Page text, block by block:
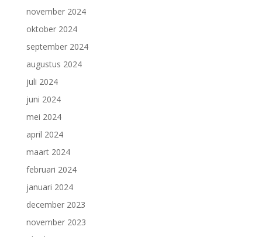
november 2024
oktober 2024
september 2024
augustus 2024
juli 2024
juni 2024
mei 2024
april 2024
maart 2024
februari 2024
januari 2024
december 2023
november 2023